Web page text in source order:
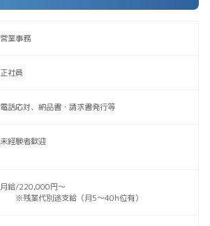
営業事務
正社員
電話応対、納品書・請求書発行等
未経験者歓迎
月給/220,000円～
※残業代別途支給（月5〜40h位有）